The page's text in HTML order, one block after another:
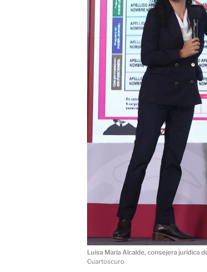
Luisa María Alcalde, consejera jurídica
Cuartoscuro